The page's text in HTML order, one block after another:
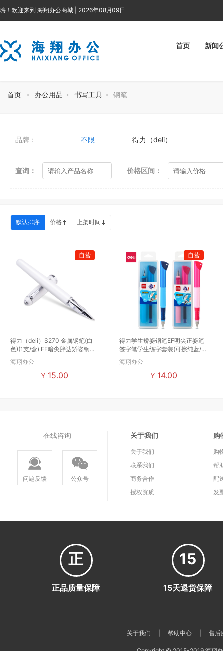
嗨！欢迎来到 海翔办公商城 | 2026年08月09日
首页 新闻
首页 > 办公用品 > 书写工具 > 钢笔
品牌： 不限 得力（deli）
查询： 价格区间：
默认排序 价格 上架时间
自营
得力（deli）S270 金属钢笔(白
色)(1支/盒) EF暗尖胖达矫姿钢...
海翔办公
¥ 15.00
自营
得力学生矫姿钢笔EF明尖正姿笔
签字笔学生练字套装(可擦纯蓝/笔
壳蓝色)(...
海翔办公
¥ 14.00
在线咨询
问题反馈 公众号
关于我们
关于我们
联系我们
商务合作
授权资质
购
购
帮
配
发
正
正品质量保障
15
15天退货保障
关于我们 帮助中心 售后